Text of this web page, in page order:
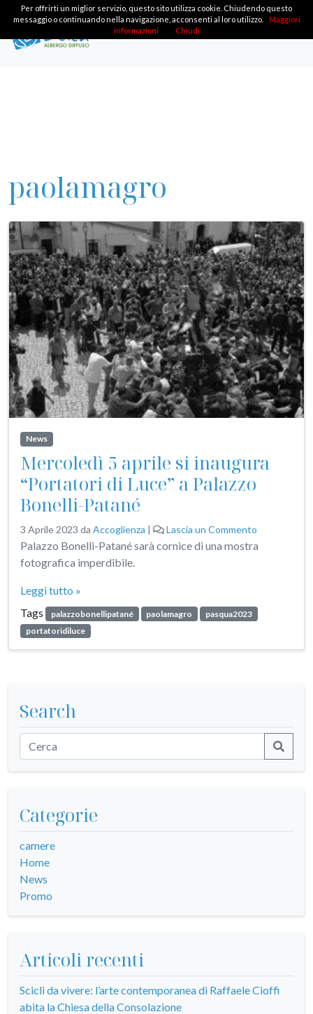
paolamagro
News
Mercoledì 5 aprile si inaugura
“Portatori di Luce” a Palazzo
Bonelli-Patané
3 Aprile 2023 da Accoglienza | Lascia un Commento
Palazzo Bonelli-Patané sarà cornice di una mostra
fotografica imperdibile.
Leggi tutto »
Tags
palazzobonellipatané paolamagro
pasqua2023
portatoridiluce
Search
Categorie
camere
Home
News
Promo
Articoli recenti
Scicli da vivere: l’arte contemporanea di Raffaele Cioffi
abita la Chiesa della Consolazione
Per offrirti un miglior servizio, questo sito utilizza cookie. Chiudendo questo
messaggio o continuando nella navigazione, acconsenti al loro utilizzo.
Maggiori
informazioni
Chiudi